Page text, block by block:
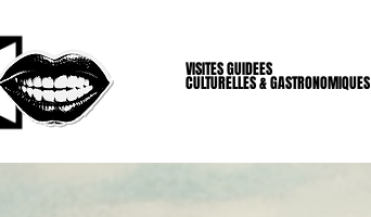
VISITES GUIDEES
CULTURELLES & GASTRONOMIQUES
VISITES GUIDEES
CULTURELLES & GASTRONOMIQUES